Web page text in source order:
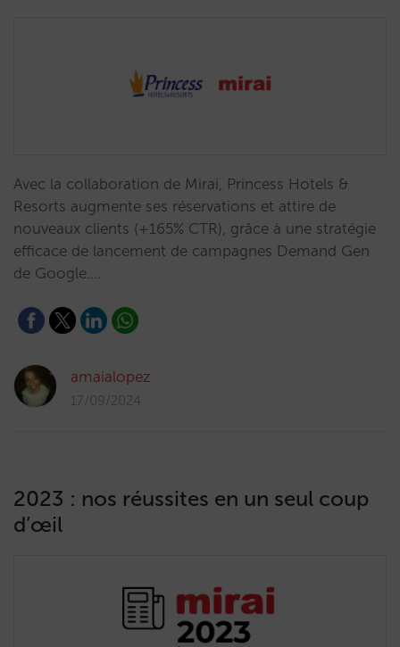
Avec la collaboration de Mirai, Princess Hotels &
Resorts augmente ses réservations et attire de
nouveaux clients (+165% CTR), grâce à une stratégie
efficace de lancement de campagnes Demand Gen
de Google.…
amaialopez
17/09/2024
2023 : nos réussites en un seul coup
d’œil